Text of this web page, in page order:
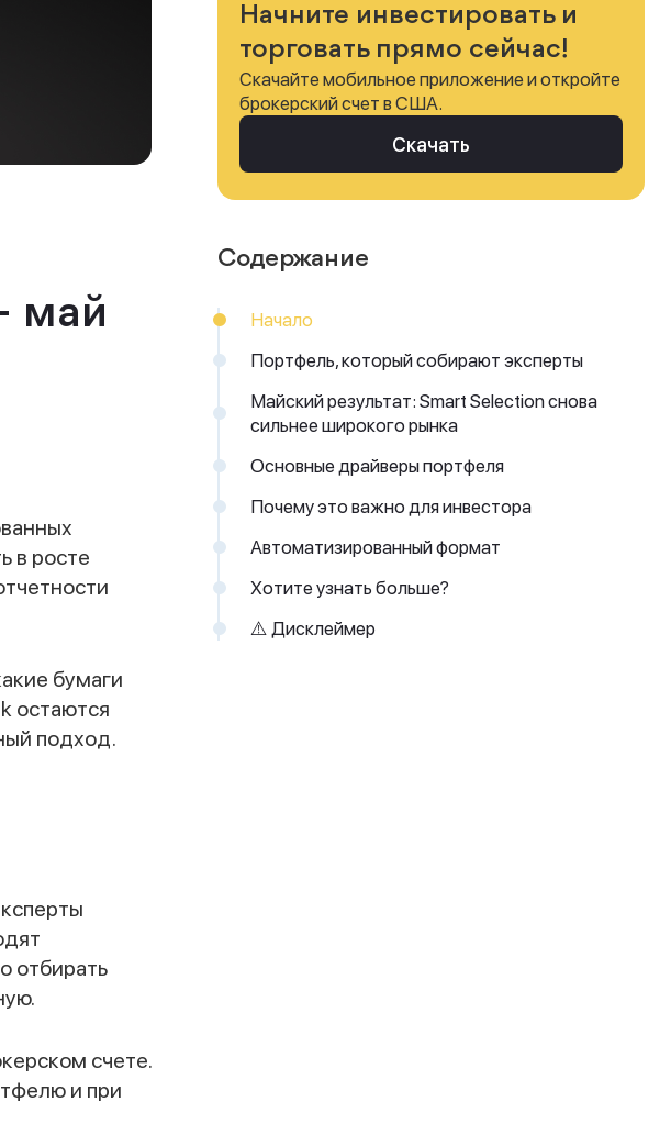
май
в росте
бумаги
остаются
подход.
отбирать
счете.
и при
Начните инвестировать и
торговать прямо сейчас!
Скачайте мобильное приложение и откройте
брокерский счет в США.
Скачать
Содержание
Начало
Портфель, который собирают эксперты
Майский результат: Smart Selection снова
сильнее широкого рынка
Основные драйверы портфеля
Почему это важно для инвестора
Автоматизированный формат
Хотите узнать больше?
⚠️ Дисклеймер